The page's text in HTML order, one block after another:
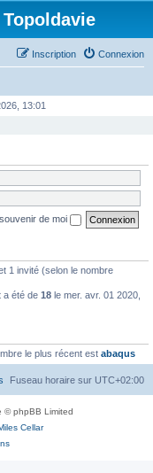
Connexion
Inscription
13:01
de moi
1 invité (selon le nombre
a été de 18 le mer. avr. 01 2020,
le plus récent est abaqus
Fuseau horaire sur UTC+02:00
© phpBB Limited
Cellar